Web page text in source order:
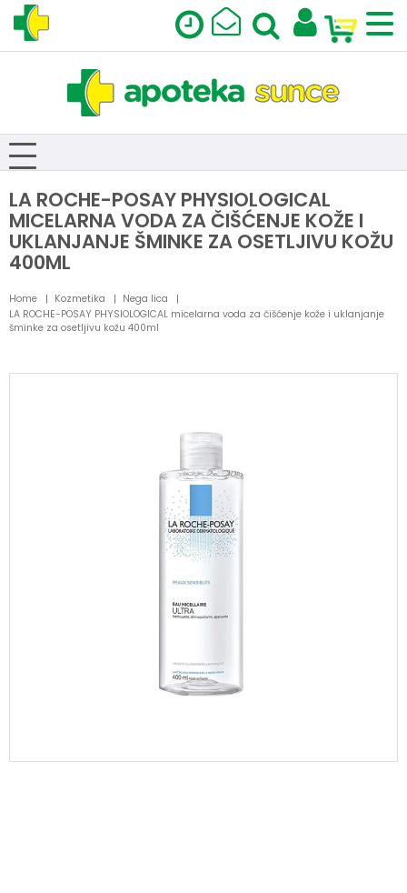
LA ROCHE-POSAY PHYSIOLOGICAL
MICELARNA VODA ZA ČIŠĆENJE KOŽE I
UKLANJANJE ŠMINKE ZA OSETLJIVU KOŽU
400ML
Home Kozmetika
Nega lica
LA ROCHE-POSAY PHYSIOLOGICAL micelarna voda za čišćenje kože i uklanjanje
šminke za osetljivu kožu 400ml